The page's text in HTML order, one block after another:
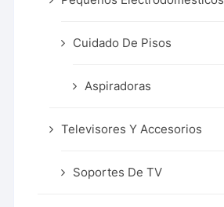
Cuidado De Pisos
Aspiradoras
Televisores Y Accesorios
Soportes De TV